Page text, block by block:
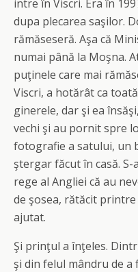
intre în Viscri. Era în
dupa plecarea saşilor.
rămăseseră. Aşa că
numai până la Moşna.
puţinele care mai
Viscri, a hotărât ca
ginerele, dar şi ea
vechi şi au pornit spre
fotografie a satului, un
ştergar făcut în casă.
rege al Angliei că au
de şosea, rătăcit
ajutat.
Şi prinţul a înţeles.
şi din felul mândru de a